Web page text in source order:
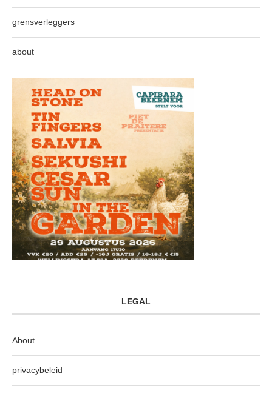
grensverleggers
about
LEGAL
About
privacybeleid